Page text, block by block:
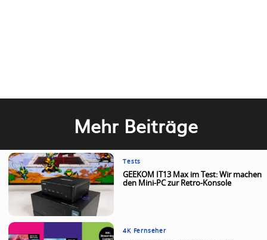
Mehr Beiträge
Tests
GEEKOM IT13 Max im Test: Wir machen
den Mini-PC zur Retro-Konsole
4K Fernseher